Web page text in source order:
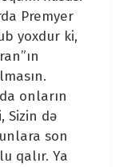
Premyer
yoxdur ki,
onların
Sizin də
son
qalır. Ya